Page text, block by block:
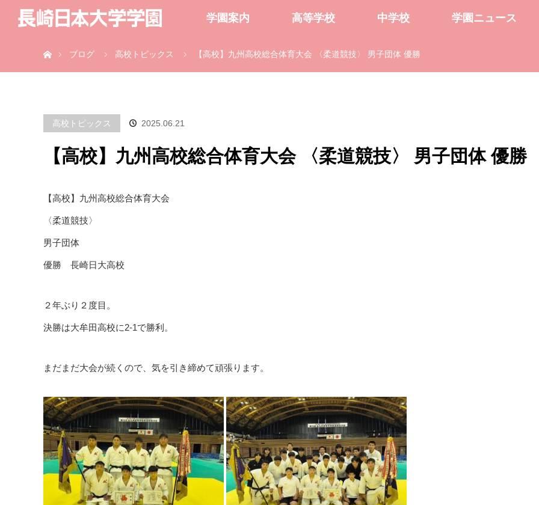
学園案内 高等学校 中学校 学園ニュース
ブログ
高校トピックス 【高校】九州高校総合体育大会 〈柔道競技〉 男子団体 優勝
高校トピックス 2025.06.21
【高校】九州高校総合体育大会 〈柔道競技〉 男子団体 優勝
【高校】九州高校総合体育大会
〈柔道競技〉
男子団体
優勝 長崎日大高校
２年ぶり２度目。
決勝は大牟田高校に2-1で勝利。
まだまだ大会が続くので、気を引き締めて頑張ります。